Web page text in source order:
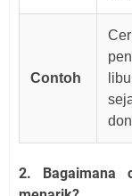
Contoh
2. Bagaimana